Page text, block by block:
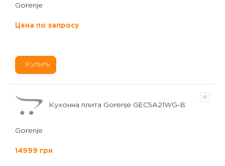
Gorenje
Цена по запросу
Купить
Кухонна плита Gorenje GEC5A21WG-B
Gorenje
14999 грн